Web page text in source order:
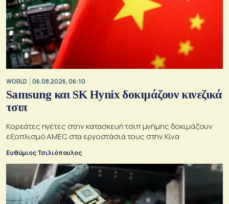
WORLD 06.08.2026, 06:10
Samsung και SK Hynix δοκιμάζουν κινεζικά
τσιπ
Κορεάτες ηγέτες στην κατασκευή τσιπ μνήμης δοκιμάζουν
εξοπλισμό AMEC στα εργοστάσιά τους στην Κίνα
Ευθύμιος Τσιλιόπουλος